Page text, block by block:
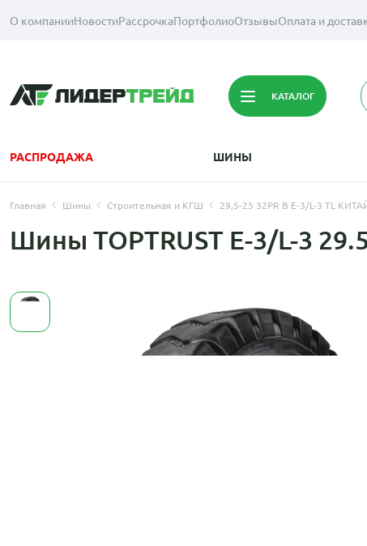
О компанииНовостиРассрочкаПортфолиоОтзывыОплата и
КАТАЛОГ
РАСПРОДАЖА ШИНЫ
Главная Шины Строительная и КГШ 29,5-25 32PR B E-3/L-3 TL
Шины TOPTRUST E-3/L-3